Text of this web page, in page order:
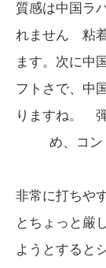
質感は中国ラ
れません 粘
ます。次に中
フトさで、中
りますね。
め、コン
非常に打ちや
とちょっと厳
ようとすると